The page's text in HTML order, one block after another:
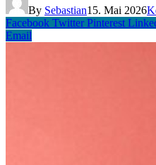
By Sebastian15. Mai 2026
Facebook Twitter Pinterest
Email